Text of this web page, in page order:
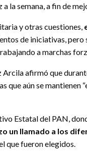
a la semana, a fin de
y otras cuestiones,
de iniciativas, pero
a marchas
afirmó que
que aún se mantienen
Estatal del PAN,
un llamado a los
que fueron elegidos.